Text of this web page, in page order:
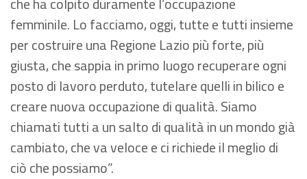
femminile. Lo facciamo, oggi, tutte e tutti insieme
per costruire una Regione Lazio più forte, più
giusta, che sappia in primo luogo recuperare ogni
posto di lavoro perduto, tutelare quelli in bilico e
creare nuova occupazione di qualità. Siamo
chiamati tutti a un salto di qualità in un mondo già
cambiato, che va veloce e ci richiede il meglio di
ciò che possiamo”.